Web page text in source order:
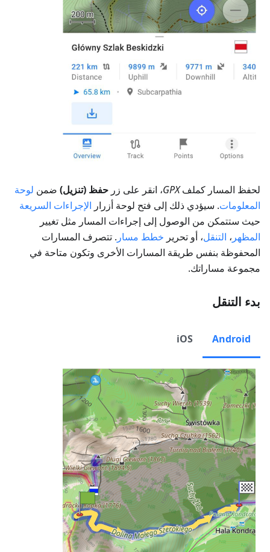
لحفظ المسار كملفGPX، انقر على زر حفظ (تنزيل) ضمن لوحة
المعلومات. سيؤدي ذلك إلى فتح لوحة أزرار الإجراءات السريعة
حيث ستتمكن من الوصول إلى إجراءات المسار مثل تغيير
المظهر ، التنقل، أو تحرير خطط مسار . تتصرف المسارات
المحفوظة بنفس طريقة المسارات الأخرى وتكون متاحة في
مجموعة مساراتك.
بدء التنقل
Android
iOS